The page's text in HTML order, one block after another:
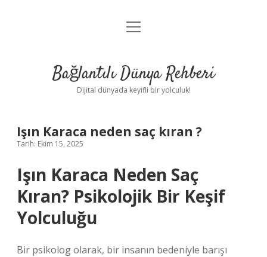
Anasayfa
Yasal Uyarı
menüyü
Bağlantılı Dünya Rehberi
Dijital dünyada keyifli bir yolculuk!
Işın Karaca neden saç kıran ?
Tarih: Ekim 15, 2025
Işın Karaca Neden Saç
Kıran? Psikolojik Bir Keşif
Yolculuğu
Bir psikolog olarak, bir insanın bedeniyle barışı